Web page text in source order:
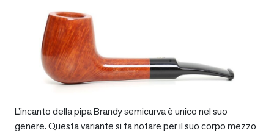
L’incanto della pipa Brandy semicurva è unico nel suo
genere. Questa variante si fa notare per il suo corpo mezzo